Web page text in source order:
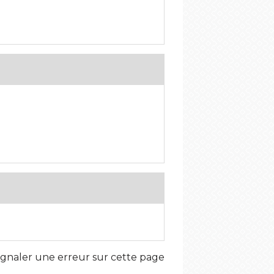
une erreur sur cette page